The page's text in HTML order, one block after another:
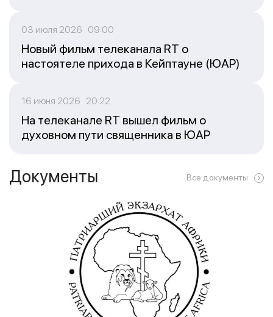
03 июля 2026 09:00
Новый фильм телеканала RT о
настоятеле прихода в Кейптауне (ЮАР)
16 июня 2026 20:22
На телеканале RT вышел фильм о
духовном пути священника в ЮАР
Документы Все документы